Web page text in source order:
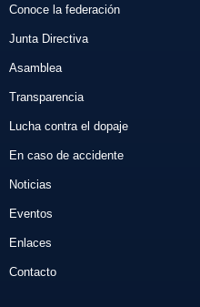
Conoce la federación
Junta Directiva
Asamblea
Transparencia
Lucha contra el dopaje
En caso de accidente
Noticias
Eventos
Enlaces
Contacto